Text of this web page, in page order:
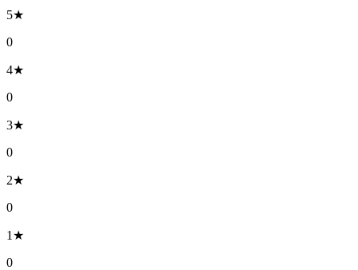
5★
0
4★
0
3★
0
2★
0
1★
0